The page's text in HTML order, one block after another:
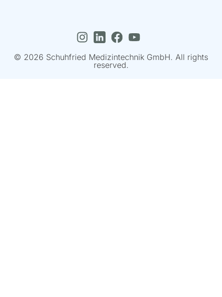
© 2026 Schuhfried Medizintechnik GmbH. All rights
reserved.